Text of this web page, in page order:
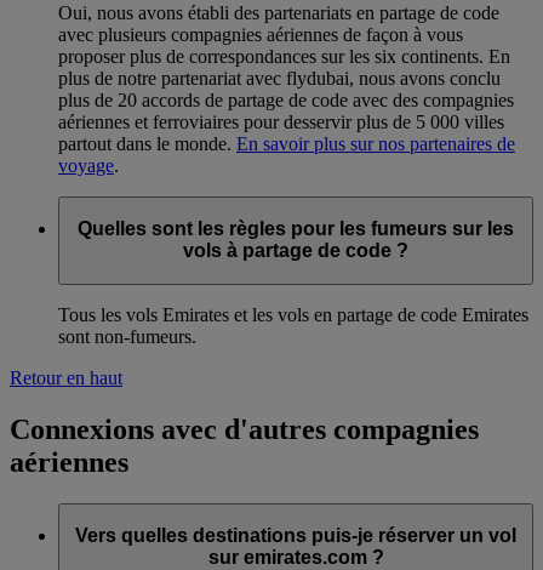
Oui, nous avons établi des partenariats en partage de code
avec plusieurs compagnies aériennes de façon à vous
proposer plus de correspondances sur les six continents. En
plus de notre partenariat avec flydubai, nous avons conclu
plus de 20 accords de partage de code avec des compagnies
aériennes et ferroviaires pour desservir plus de 5 000 villes
partout dans le monde. En savoir plus sur nos partenaires de
voyage.
Quelles sont les règles pour les fumeurs sur les
vols à partage de code ?
Tous les vols Emirates et les vols en partage de code Emirates
sont non-fumeurs.
Retour en haut
Connexions avec d'autres compagnies
aériennes
Vers quelles destinations puis-je réserver un vol
sur emirates.com ?